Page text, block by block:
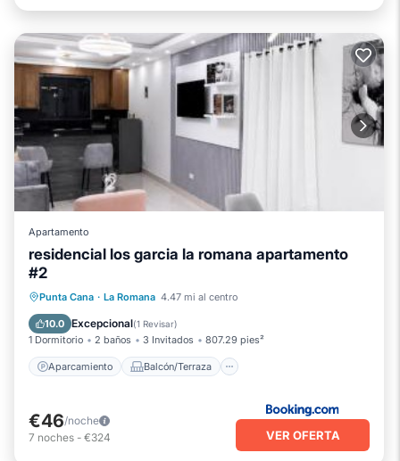
Apartamento
residencial los garcia la romana apartamento
#2
Punta Cana · La Romana 4.47 mi al centro
10.0 Excepcional(1 Revisar)
1 Dormitorio 2 baños 3 Invitados 807.29 pies²
Aparcamiento Balcón/Terraza
Aparcamiento
Balcón/Terraza
Aire acondicionado
€46/noche
7 noches - €324 VER OFERTA